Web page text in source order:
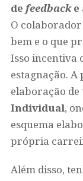
de feedbacke
O
bem e o que
Isso incentiva
estagnação.
elaboração de
Individual,
esquema
própria
Além disso,